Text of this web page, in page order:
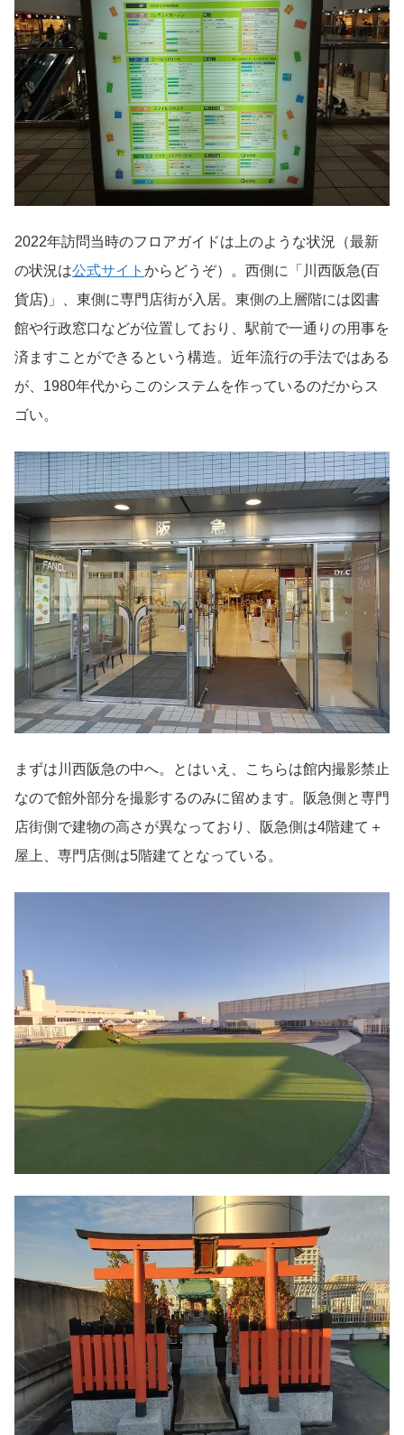
2022年訪問当時のフロアガイドは上のような状況（最新
の状況は公式サイト からどうぞ）。西側に「川西阪急(百
貨店)」、東側に専門店街が入居。東側の上層階には図書
館や行政窓口などが位置しており、駅前で一通りの用事を
済ますことができるという構造。近年流行の手法ではある
が、1980年代からこのシステムを作っているのだからス
ゴい。
まずは川西阪急の中へ。とはいえ、こちらは館内撮影禁止
なので館外部分を撮影するのみに留めます。阪急側と専門
店街側で建物の高さが異なっており、阪急側は4階建て＋
屋上、専門店側は5階建てとなっている。